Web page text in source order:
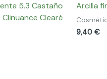
5.3 Castaño
Clearé
Arcilla
9,40 €